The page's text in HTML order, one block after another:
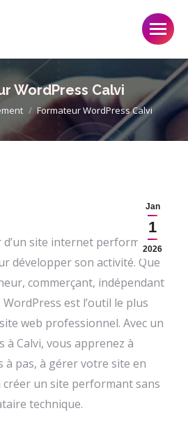
WordPress Calvi
Formateur WordPress Calvi
Jan
1
2026
d’un site internet performant
développer son activité. Que
commerçant, indépendant
est l’outil le plus
web professionnel. Avec un
Calvi, vous apprenez à
à pas, à gérer votre site en
un site performant sans
technique.